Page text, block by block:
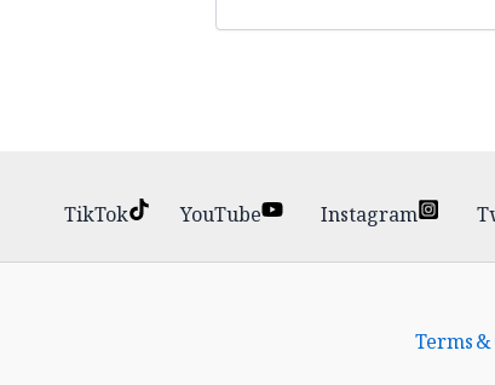
Instagram
YouTube
TikTok
Terms